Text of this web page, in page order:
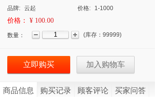
品牌: 云起 价格: 1-1000
价格： ¥ 100.00
数量： (库存： 99999)
立即购买 加入购物车
商品信息 购买记录 顾客评论 买家问答